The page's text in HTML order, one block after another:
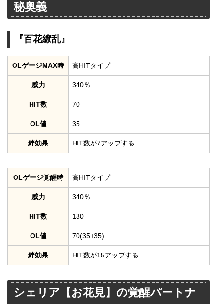
秘奥義
『百花繚乱』
OLゲージMAX時 高HITタイプ
威力 340％
HIT数 70
OL値 35
絆効果 HIT数が7アップする
OLゲージ覚醒時 高HITタイプ
威力 340％
HIT数 130
OL値 70(35+35)
絆効果 HIT数が15アップする
シェリア【お花見】の覚醒パートナ